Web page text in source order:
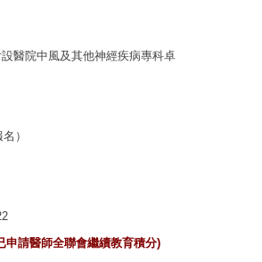
醫院中風及其他神經疾病專科卓
）
申請醫師全聯會繼續教育積分)